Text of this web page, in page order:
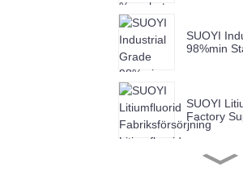
SUOYI
98%min
SUOYI
Factory